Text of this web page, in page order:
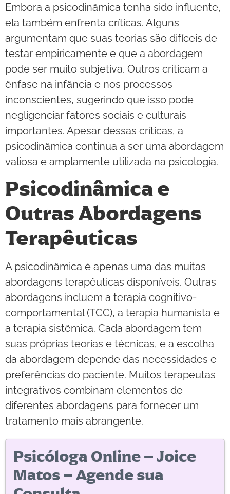
Embora a psicodinâmica tenha sido influente,
ela também enfrenta críticas. Alguns
argumentam que suas teorias são difíceis de
testar empiricamente e que a abordagem
pode ser muito subjetiva. Outros criticam a
ênfase na infância e nos processos
inconscientes, sugerindo que isso pode
negligenciar fatores sociais e culturais
importantes. Apesar dessas críticas, a
psicodinâmica continua a ser uma abordagem
valiosa e amplamente utilizada na psicologia.
Psicodinâmica e
Outras Abordagens
Terapêuticas
A psicodinâmica é apenas uma das muitas
abordagens terapêuticas disponíveis. Outras
abordagens incluem a terapia cognitivo-
comportamental (TCC), a terapia humanista e
a terapia sistêmica. Cada abordagem tem
suas próprias teorias e técnicas, e a escolha
da abordagem depende das necessidades e
preferências do paciente. Muitos terapeutas
integrativos combinam elementos de
diferentes abordagens para fornecer um
tratamento mais abrangente.
Psicóloga Online – Joice
Matos – Agende sua